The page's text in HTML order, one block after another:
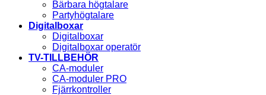
Bärbara högtalare
Partyhögtalare
Digitalboxar
Digitalboxar
Digitalboxar operatör
TV-TILLBEHÖR
CA-moduler
CA-moduler PRO
Fjärrkontroller